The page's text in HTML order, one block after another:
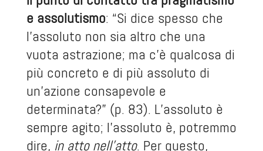
e assolutismo: “Si dice spesso che
l’assoluto non sia altro che una
vuota astrazione; ma c’è qualcosa di
più concreto e di più assoluto di
un’azione consapevole e
determinata?” (p. 83). L’assoluto è
sempre agito; l’assoluto è, potremmo
dire, in atto nell’atto. Per questo,